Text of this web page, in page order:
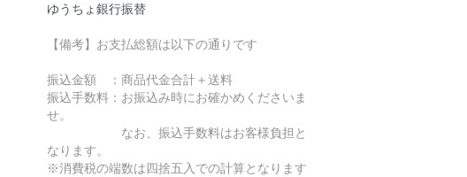
ゆうちょ銀行振替
【備考】お支払総額は以下の通りです
振込金額 ：商品代金合計＋送料
振込手数料：お振込み時にお確かめくださいま
せ。
なお、振込手数料はお客様負担と
なります。
※消費税の端数は四捨五入での計算となります